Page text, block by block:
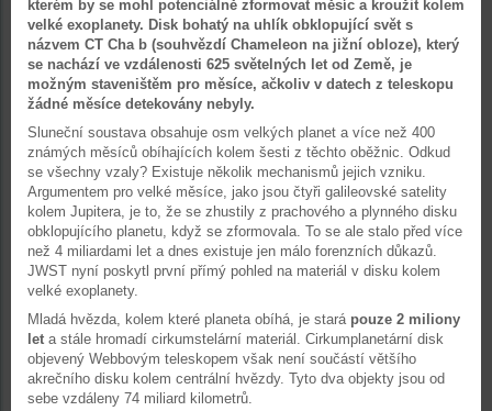
kterém by se mohl potenciálně zformovat měsíc a kroužit kolem
velké exoplanety. Disk bohatý na uhlík obklopující svět s
názvem CT Cha b (souhvězdí Chameleon na jižní obloze), který
se nachází ve vzdálenosti 625 světelných let od Země, je
možným staveništěm pro měsíce, ačkoliv v datech z teleskopu
žádné měsíce detekovány nebyly.
Sluneční soustava obsahuje osm velkých planet a více než 400
známých měsíců obíhajících kolem šesti z těchto oběžnic. Odkud
se všechny vzaly? Existuje několik mechanismů jejich vzniku.
Argumentem pro velké měsíce, jako jsou čtyři galileovské satelity
kolem Jupitera, je to, že se zhustily z prachového a plynného disku
obklopujícího planetu, když se zformovala. To se ale stalo před více
než 4 miliardami let a dnes existuje jen málo forenzních důkazů.
JWST nyní poskytl první přímý pohled na materiál v disku kolem
velké exoplanety.
Mladá hvězda, kolem které planeta obíhá, je stará pouze 2 miliony
let a stále hromadí cirkumstelární materiál. Cirkumplanetární disk
objevený Webbovým teleskopem však není součástí většího
akrečního disku kolem centrální hvězdy. Tyto dva objekty jsou od
sebe vzdáleny 74 miliard kilometrů.